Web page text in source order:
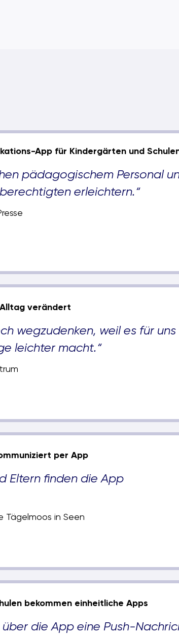
App für Kindergärten und
pädagogischem Personal
erleichtern.“
verändert
wegzudenken, weil es für uns
leichter macht.“
per App
Eltern finden die App
Tägelmoos in Seen
bekommen einheitliche Apps
die App eine Push-